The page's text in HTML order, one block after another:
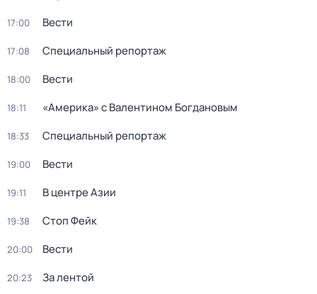
17:00 Вести
17:08 Специальный репортаж
18:00 Вести
18:11 «Америка» с Валентином Богдановым
18:33 Специальный репортаж
19:00 Вести
19:11 В центре Азии
19:38 Стоп Фейк
20:00 Вести
20:23 За лентой